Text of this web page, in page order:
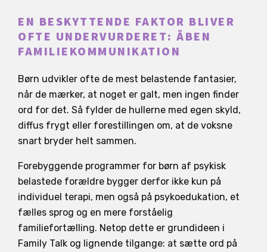
EN BESKYTTENDE FAKTOR BLIVER
OFTE UNDERVURDERET: ÅBEN
FAMILIEKOMMUNIKATION
Børn udvikler ofte de mest belastende fantasier,
når de mærker, at noget er galt, men ingen finder
ord for det. Så fylder de hullerne med egen skyld,
diffus frygt eller forestillingen om, at de voksne
snart bryder helt sammen.
Forebyggende programmer for børn af psykisk
belastede forældre bygger derfor ikke kun på
individuel terapi, men også på psykoedukation, et
fælles sprog og en mere forståelig
familiefortælling. Netop dette er grundideen i
Family Talk og lignende tilgange: at sætte ord på